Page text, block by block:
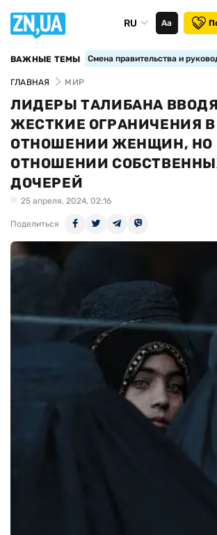
RU Аа
ВАЖНЫЕ ТЕМЫ Смена правительства и
ГЛАВНАЯ МИР
ЛИДЕРЫ ТАЛИБАНА
ЖЕСТКИЕ ОГРАНИЧЕНИЯ В
ОТНОШЕНИИ ЖЕНЩИН, НО
ОТНОШЕНИИ
ДОЧЕРЕЙ
25 апреля, 2024, 02:16
Поделиться